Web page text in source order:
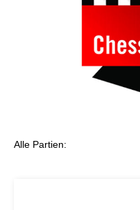
Alle Partien: